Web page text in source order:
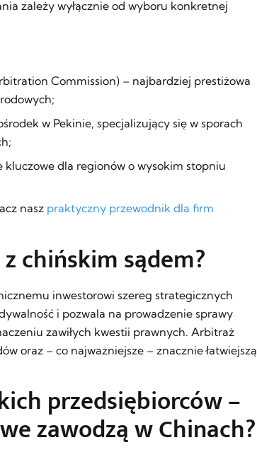
zależy wyłącznie od wyboru konkretnej
Commission) – najbardziej prestiżowa
w Pekinie, specjalizujący się w sporach
kluczowe dla regionów o wysokim stopniu
nasz praktyczny przewodnik dla firm
chińskim sądem?
inwestorowi szereg strategicznych
i pozwala na prowadzenie sprawy
zawiłych kwestii prawnych. Arbitraż
oraz – co najważniejsze – znacznie łatwiejszą
przedsiębiorców –
zawodzą w Chinach?